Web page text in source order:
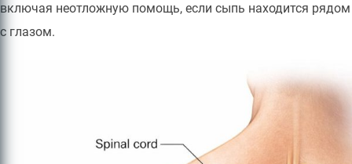
включая неотложную помощь, если сыпь находится рядом
с глазом.